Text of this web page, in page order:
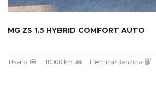
MG ZS 1.5 HYBRID COMFORT AUTO
Usato 10000 km Elettrica/Benzina